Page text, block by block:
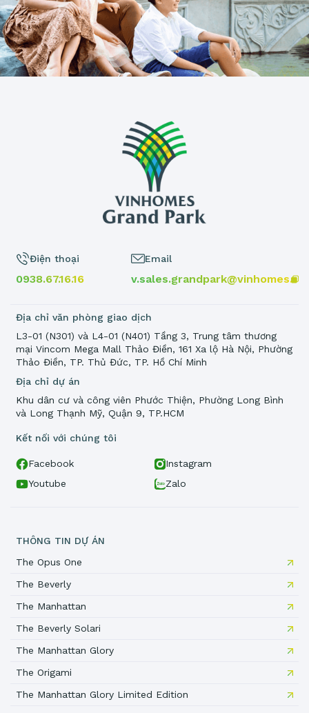
Địa chỉ dự án
Khu dân cư và công viên Phước Thiện, Phường Long Bình
và Long Thạnh Mỹ, Quận 9, TP.HCM
Điện thoại
0938.67.16.16
Email
v.sales.grandpark@vinhomes.vn
Địa chỉ văn phòng giao dịch
L3-01 (N301) và L4-01 (N401) Tầng 3, Trung tâm thương
mại Vincom Mega Mall Thảo Điền, 161 Xa lộ Hà Nội, Phường
Thảo Điền, TP. Thủ Đức, TP. Hồ Chí Minh
Kết nối với chúng tôi
Facebook
Instagram
Youtube
Zalo
THÔNG TIN DỰ ÁN
The Opus One
The Beverly
The Manhattan
The Beverly Solari
The Manhattan Glory
The Origami
The Manhattan Glory Limited Edition